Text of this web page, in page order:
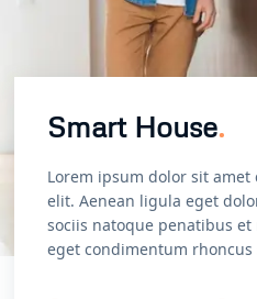
Smart House.
Lorem ipsum dolor sit
elit. Aenean ligula eget
sociis natoque penatibus
eget condimentum rhoncus